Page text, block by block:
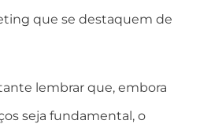
que se destaquem de
lembrar que, embora
seja fundamental, o